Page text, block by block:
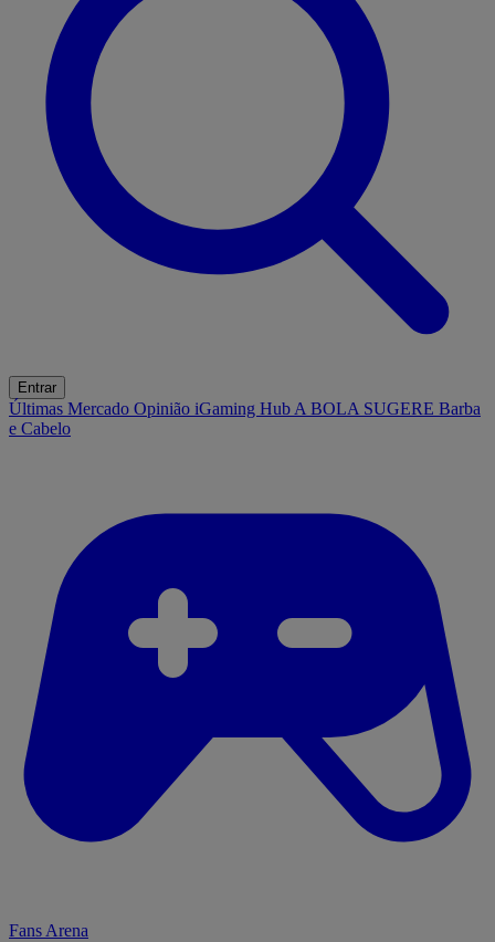
Entrar
Últimas Mercado Opinião iGaming Hub A BOLA SUGERE Barba
e Cabelo
Fans Arena